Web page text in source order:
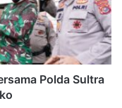
Polda Sultra